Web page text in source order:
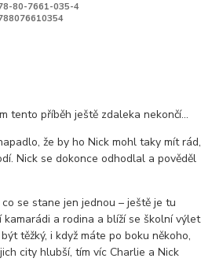
80-7661-035-4
tento příběh ještě zdaleka nekončí...
že by ho Nick mohl taky mít rád,
Nick se dokonce odhodlal a pověděl
se stane jen jednou – ještě je tu
a rodina a blíží se školní výlet
těžký, i když máte po boku někoho,
city hlubší, tím víc Charlie a Nick